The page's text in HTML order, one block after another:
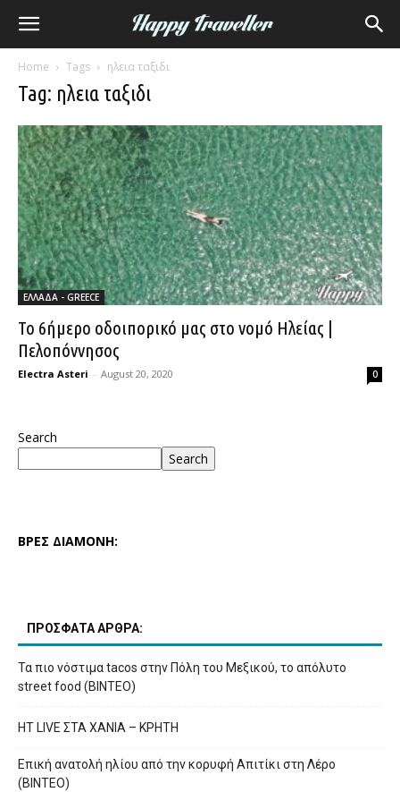
Home Tags ηλεια ταξιδι
Tag: ηλεια ταξιδι
ΕΛΛΑΔΑ - GREECE
Το 6ήμερο οδοιπορικό μας στο νομό Ηλείας |
Πελοπόννησος
Electra Asteri - August 20, 2020 0
Search
Search
ΒΡΕΣ ΔΙΑΜΟΝΗ:
ΠΡΟΣΦΑΤΑ ΑΡΘΡΑ:
Τα πιο νόστιμα tacos στην Πόλη του Μεξικού, το απόλυτο
street food (ΒΙΝΤΕΟ)
HT LIVE ΣΤΑ ΧΑΝΙΑ – ΚΡΗΤΗ
Επική ανατολή ηλίου από την κορυφή Απιτίκι στη Λέρο
(ΒΙΝΤΕΟ)